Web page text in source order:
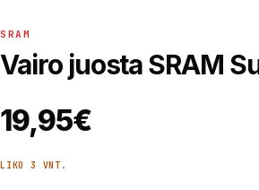
SRAM
Vairo juosta SRAM
19,95€
LIKO 3 VNT.